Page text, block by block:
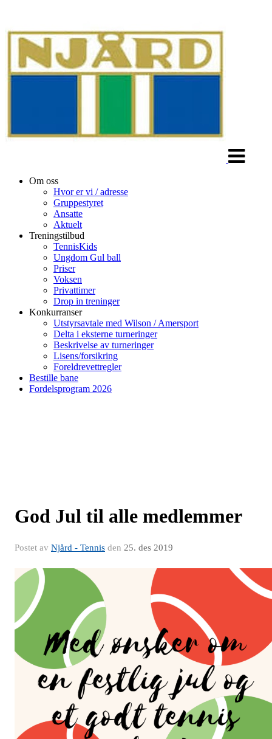
Om oss
Hvor er vi / adresse
Gruppestyret
Ansatte
Aktuelt
Treningstilbud
TennisKids
Ungdom Gul ball
Priser
Voksen
Privattimer
Drop in treninger
Konkurranser
Utstyrsavtale med Wilson / Amersport
Delta i eksterne turneringer
Beskrivelse av turneringer
Lisens/forsikring
Foreldrevettregler
Bestille bane
Fordelsprogram 2026
God Jul til alle medlemmer
Postet av Njård - Tennis den 25. des 2019